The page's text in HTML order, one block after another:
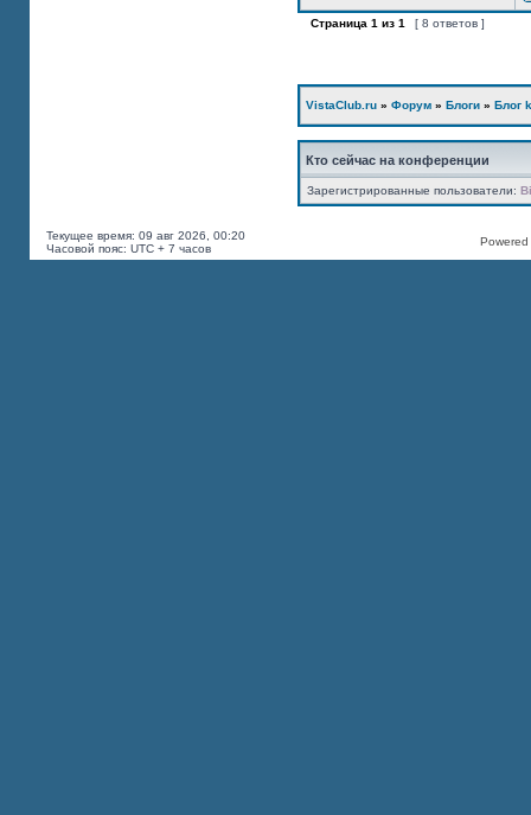
Страница 1 из 1 [ 8 ответов ]
VistaClub.ru » Форум » Блоги » Блог
Кто сейчас на конференции
Зарегистрированные пользователи:
Текущее время: 09 авг 2026, 00:20
Часовой пояс: UTC + 7 часов